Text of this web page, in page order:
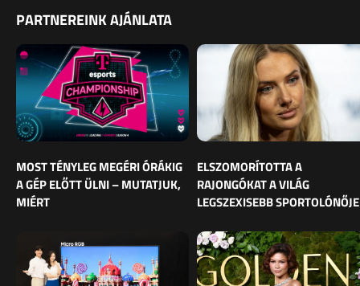
PARTNEREINK AJÁNLATA
MOST TÉNYLEG MEGÉRI ÓRÁKIG
A GÉP ELŐTT ÜLNI – MUTATJUK,
MIÉRT
ELSZOMORÍTOTTA A
RAJONGÓKAT A VILÁG
LEGSZEXISEBB SPORTOLÓNŐJE